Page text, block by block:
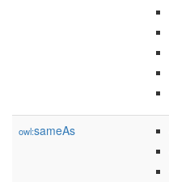
owl:sameAs